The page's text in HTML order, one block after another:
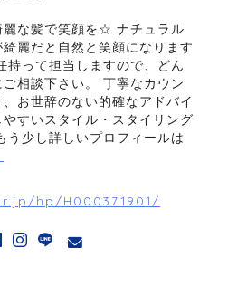
麗な髪で笑顔を☆ ナチュラル
麗だと自然と笑顔になります
持って担当しますので、どん
相談下さい。 丁寧なカウン
お世辞のない的確なアドバイ
すいスタイル・スタイリング
う少し詳しいプロフィールは
hp/H000371901/